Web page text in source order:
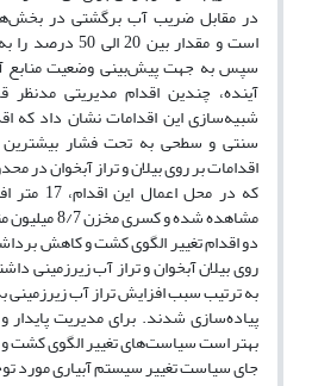
در مقابل ضریب آب برگشتی در
است و مقدار بین
سپس به جهت پیش‌بینی وضعیت منابع
آینده، چندین اقدام مدیریتی
شبیه‌سازی این اقدامات نشان داد که
سنتی و سطحی به تحت فشار بیشترین
اقدامات بر روی بیلان و تراز آبخوان در
که در
مشاهده شده و
دو اقدام تغییر الگوی کشت و کاهش
روی بیلان آبخوان و تراز آب زیرزمینی
پیاده‌سازی شدند. برای مدیریت پایدار
بهتر است سیاست‌های تغییر الگوی کشت
جای سیاست تغییر سیستم آبیاری مورد